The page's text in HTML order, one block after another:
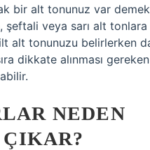
bir alt tonunuz var
şeftali veya sarı alt tonlara
alt tonunuzu belirlerken
dikkate alınması
NEDEN